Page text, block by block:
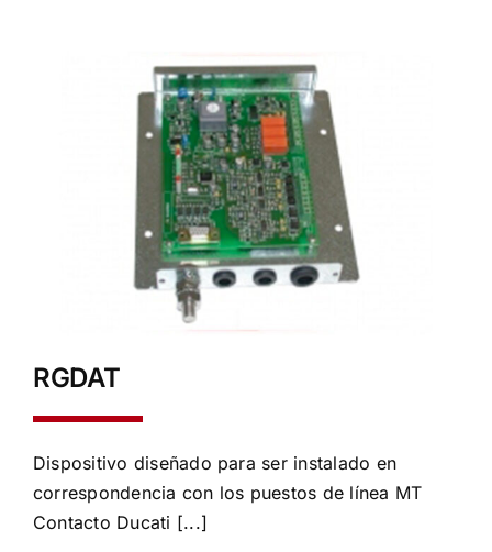
RGDAT
Dispositivo diseñado para ser instalado en
correspondencia con los puestos de línea MT
Contacto Ducati [...]